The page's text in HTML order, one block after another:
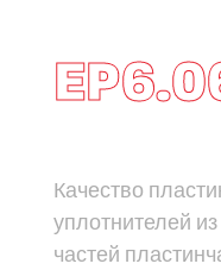
Качество
уплотнителей
частей